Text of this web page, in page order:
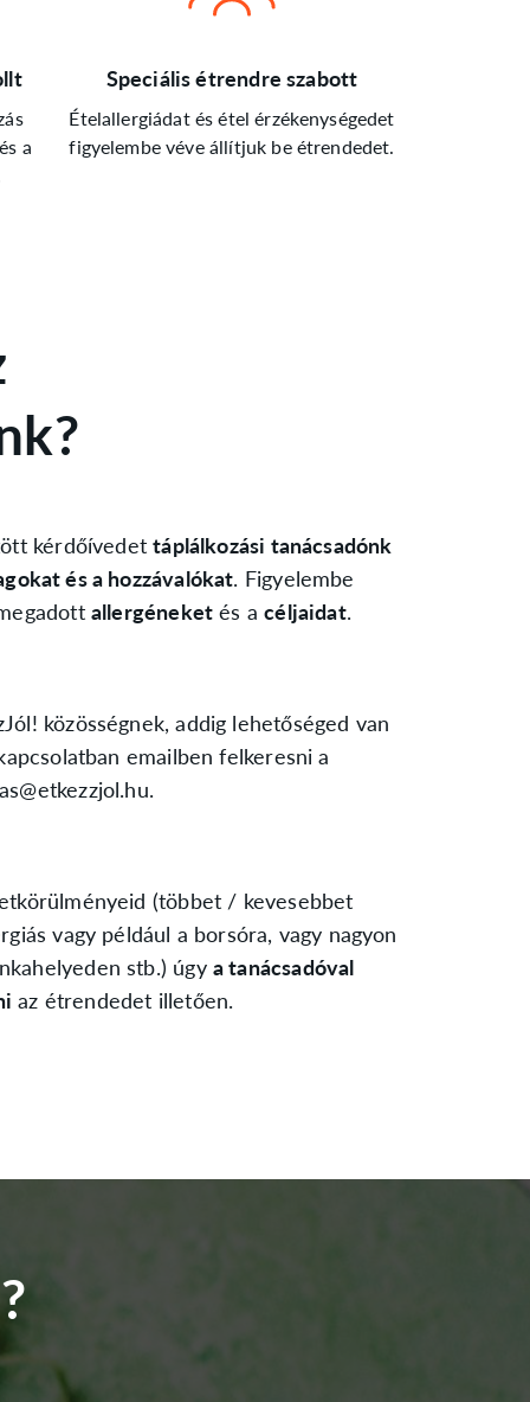
a
Speciális étrendre szabott
Ételallergiádat és étel érzékenységedet
figyelembe véve állítjuk be étrendedet.
kérdőívedettáplálkozási tanácsadónk
és a hozzávalókat. Figyelembe
allergéneket és acéljaidat.
közösségnek, addig lehetőséged van
emailben felkeresni a
(többet / kevesebbet
vagy például a borsóra, vagy nagyon
stb.) úgy a tanácsadóval
az étrendedet illetően.